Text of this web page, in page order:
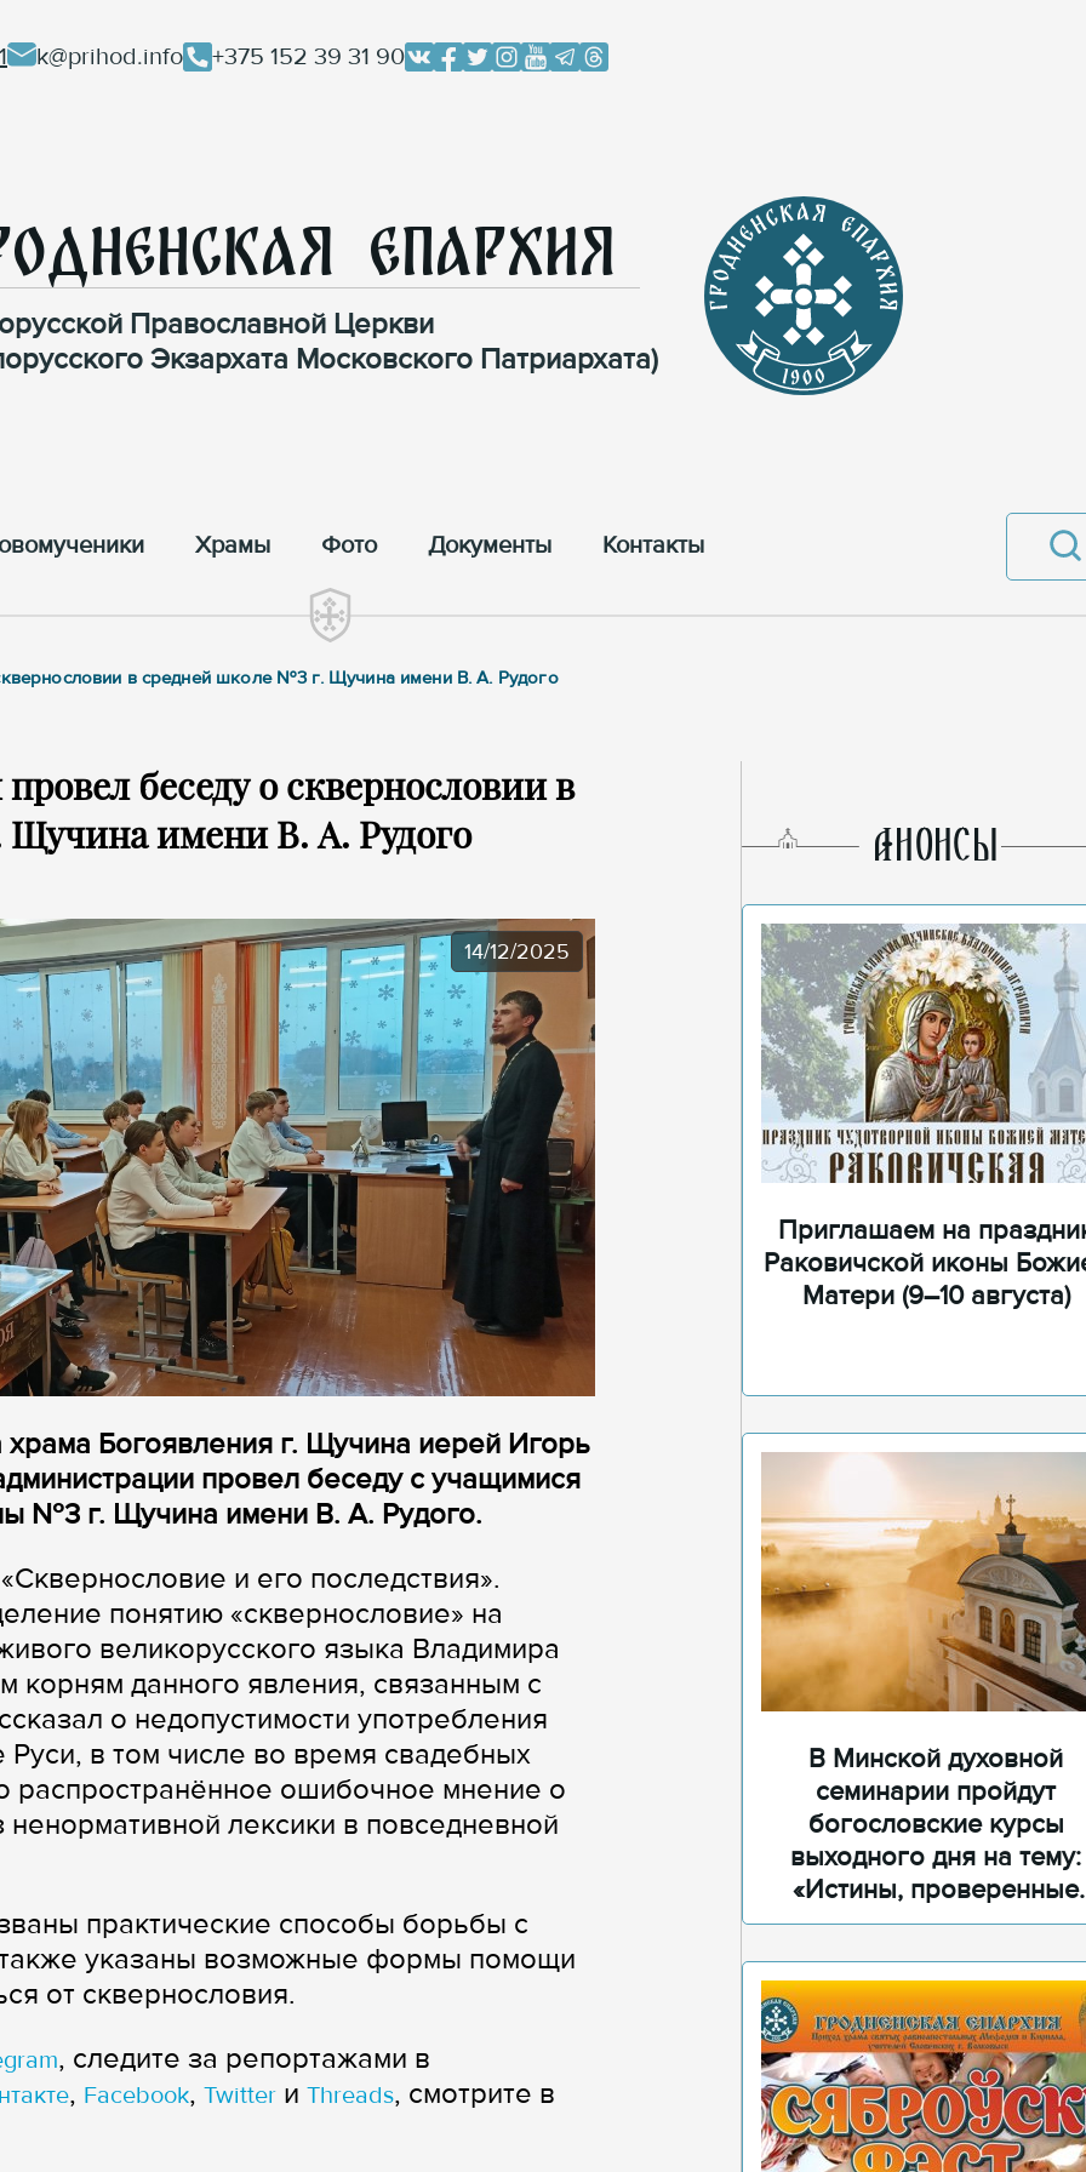
k@prihod.info +375 152 39 31 90
Епархия
Православной Церкви
Экзархата Московского Патриархата)
Храмы Фото Документы Контакты
в средней школе №3 г. Щучина имени В. А. Рудого
беседу о сквернословии в
имени В. А. Рудого
14/12/2025
храма Богоявления г. Щучина иерей Игорь
провел беседу с учащимися
№3 г. Щучина имени В. А. Рудого.
и его последствия».
понятию «сквернословие» на
великорусского языка Владимира
корням данного явления, связанным с
о недопустимости употребления
Руси, в том числе во время свадебных
распространённое ошибочное мнение о
лексики в повседневной
практические способы борьбы с
указаны возможные формы помощи
от сквернословия.
, следите за репортажами в
, Facebook, Twitter и Threads, смотрите в
AНОНСЫ
Приглашаем на
Раковичской иконы
Матери (9–10 августа)
В Минской духовной
семинарии пройдут
богословские курсы
выходного дня на тему:
«Истины, проверенные
временем»